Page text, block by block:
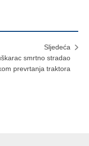
Sljedeća
smrtno stradao
prevrtanja traktora